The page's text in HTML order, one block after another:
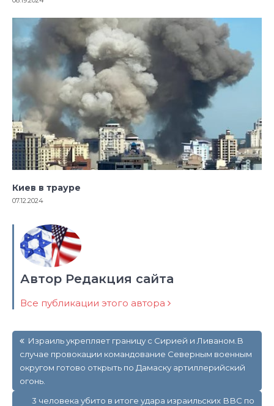
Киев в трауре
07.12.2024
Автор Редакция сайта
Все публикации этого автора
по
записям
Израиль укрепляет границу с Сирией и Ливаном.В
случае провокации командование Северным военным
округом готово открыть по Дамаску артиллерийский
огонь.
3 человека убито в итоге удара израильских ВВС по